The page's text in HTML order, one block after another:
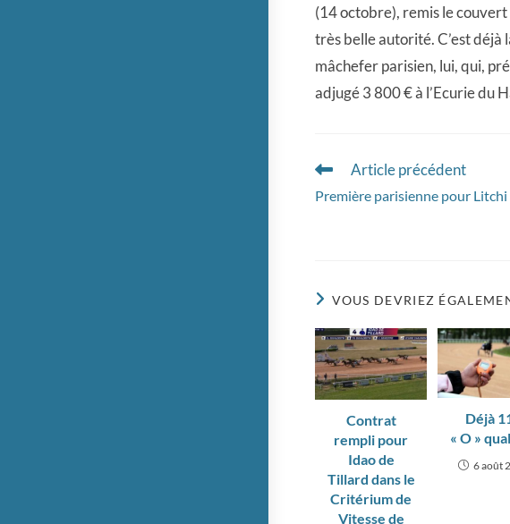
(14 octobre), remis le couvert
très belle autorité. C’est déjà
mâchefer parisien, lui, qui,
adjugé 3 800 € à l’Ecurie du
Read
articles
Article précédent
Première parisienne pour Litchi
VOUS DEVRIEZ
Contrat
rempli pour
Idao de
Tillard dans le
Critérium de
Vitesse de
Déjà
« O »
6 août